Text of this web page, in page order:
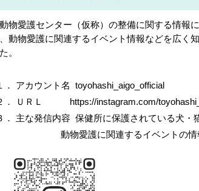
愛護センター（仮称）の整備に関する情報
動物愛護に関連するイベント情報などを広く
。
アカウント名 toyohashi_aigo_official
ＵＲＬ https://instagram.com/
主な発信内容 保健所に保護されている犬・
愛護に関連するイベントの情報、動